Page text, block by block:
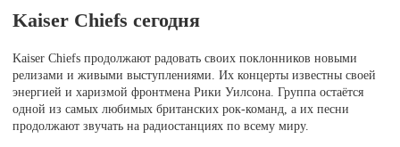
Kaiser Chiefs сегодня
Kaiser Chiefs продолжают радовать своих поклонников новыми
релизами и живыми выступлениями. Их концерты известны своей
энергией и харизмой фронтмена Рики Уилсона. Группа остаётся
одной из самых любимых британских рок-команд, а их песни
продолжают звучать на радиостанциях по всему миру.